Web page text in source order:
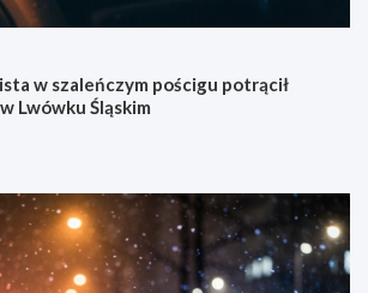
w szaleńczym pościgu potrącił
Lwówku Śląskim